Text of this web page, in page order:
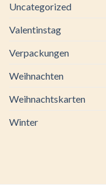
Uncategorized
Valentinstag
Verpackungen
Weihnachten
Weihnachtskarten
Winter